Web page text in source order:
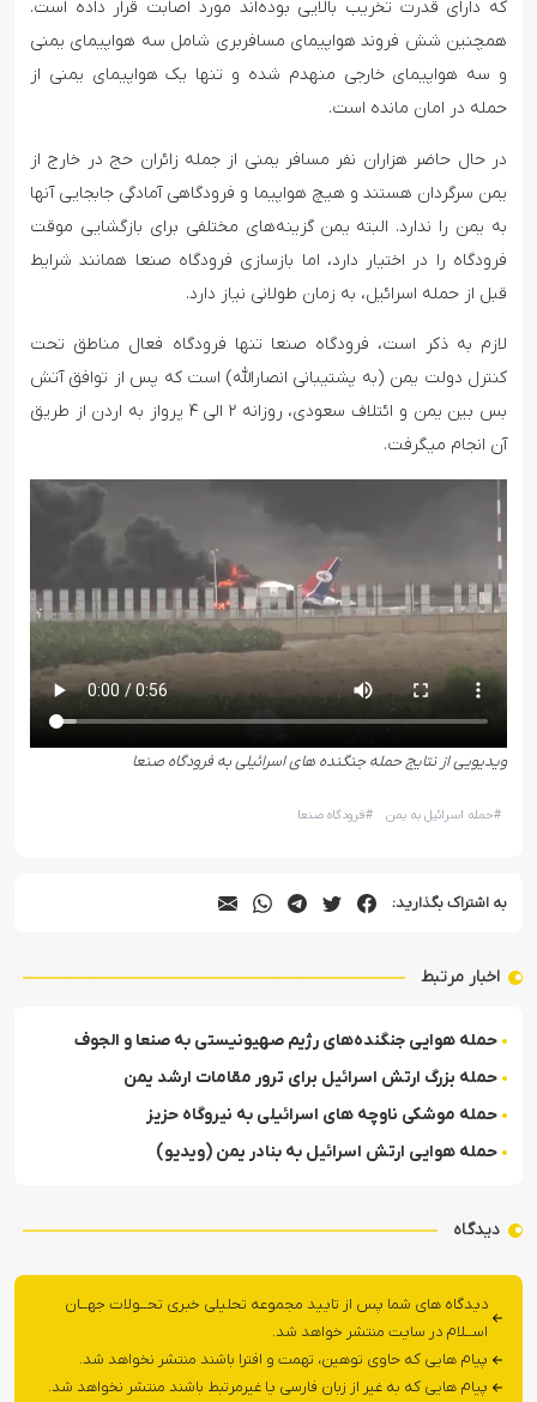
که دارای قدرت تخریب بالایی بوده‌اند مورد اصابت قرار داده است.
همچنین شش فروند هواپیمای مسافربری شامل سه هواپیمای یمنی
و سه هواپیمای خارجی منهدم شده و تنها یک هواپیمای یمنی از
حمله در امان مانده است.
در حال حاضر هزاران نفر مسافر یمنی از جمله زائران حج در خارج از
یمن سرگردان هستند و هیچ هواپیما و فرودگاهی آمادگی جابجایی آنها
به یمن را ندارد. البته یمن گزینه‌های مختلفی برای بازگشایی موقت
فرودگاه را در اختیار دارد، اما بازسازی فرودگاه صنعا همانند شرایط
قبل از حمله اسرائیل، به زمان طولانی نیاز دارد.
لازم به ذکر است، فرودگاه صنعا تنها فرودگاه فعال مناطق تحت
کنترل دولت یمن (به پشتیبانی انصارالله) است که پس از توافق آتش
بس بین یمن و ائتلاف سعودی، روزانه ۲ الی ۴ پرواز به اردن از طریق
آن انجام میگرفت.
ویدیویی از نتایج حمله جنگنده های اسرائیلی به فرودگاه صنعا
#حمله اسرائیل به یمن #فرودگاه صنعا
به اشتراک بگذارید:
اخبار مرتبط
حمله هوایی جنگنده‌های رژیم صهیونیستی به صنعا و الجوف
حمله بزرگ ارتش اسرائیل برای ترور مقامات ارشد یمن
حمله موشکی ناوچه های اسرائیلی به نیروگاه حزیز
حمله هوایی ارتش اسرائیل به بنادر یمن (ویدیو)
دیدگاه
دیدگاه های شما پس از تایید مجموعه تحلیلی خبری تحــولات جهــان
اســلام در سایت منتشر خواهد شد.
پیام هایی که حاوی توهین، تهمت و افترا باشند منتشر نخواهد شد.
پیام هایی که به غیر از زبان فارسی یا غیرمرتبط باشند منتشر نخواهد شد.